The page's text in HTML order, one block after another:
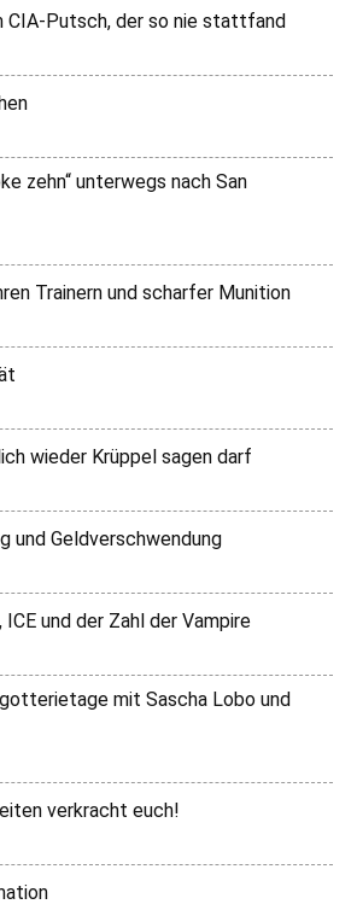
CIA-Putsch, der so nie stattfand
zehn“ unterwegs nach San
Trainern und scharfer Munition
wieder Krüppel sagen darf
und Geldverschwendung
und der Zahl der Vampire
mit Sascha Lobo und
verkracht euch!